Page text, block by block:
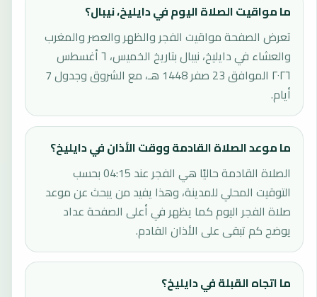
ما مواقيت الصلاة اليوم في دايليخ، نيبال؟
تعرض الصفحة مواقيت الفجر والظهر والعصر والمغرب
والعشاء في دايليخ، نيبال بتاريخ الخميس، ٦ أغسطس
٢٠٢٦ الموافق 23 صفر 1448 هـ، مع الشروق وجدول 7
أيام.
ما موعد الصلاة القادمة ووقت الأذان في دايليخ؟
الصلاة القادمة حاليًا هي الفجر عند 04:15 بحسب
التوقيت المحلي للمدينة، وهذا يفيد من يبحث عن موعد
صلاة الفجر اليوم كما يظهر في أعلى الصفحة عداد
يوضح كم تبقى على الأذان القادم.
ما اتجاه القبلة في دايليخ؟